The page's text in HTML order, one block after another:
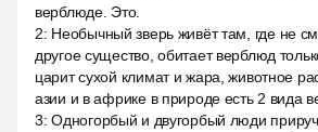
верблюде. Это.
2: Необычный зверь живёт там, где не
другое существо, обитает верблюд
царит сухой климат и жара, животное
азии и в африке в природе есть 2 вида
3:Одногорбый и двугорбый люди